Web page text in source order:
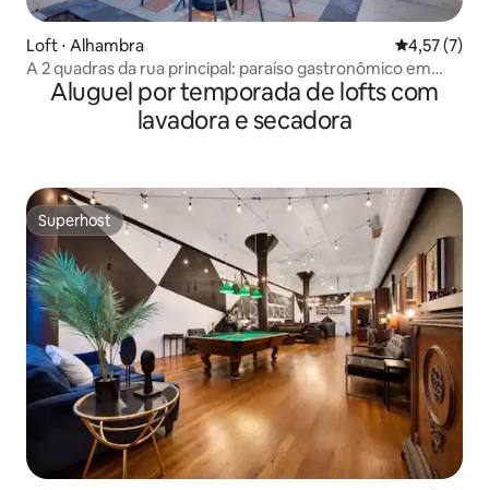
Loft ⋅ Alhambra 4,57 de
4,57 (7)
A 2 quadras da rua principal: paraíso gastronômico em
Alhambra
Aluguel por temporada de lofts com
lavadora e secadora
Superhost
Superhost